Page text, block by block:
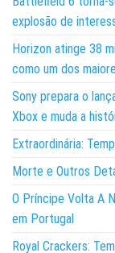
explosão de
Horizon atinge 38
como um dos
Sony prepara o
Xbox e muda a
Extraordinária:
Morte e Outros
O Príncipe Volta A
em Portugal
Royal Crackers: